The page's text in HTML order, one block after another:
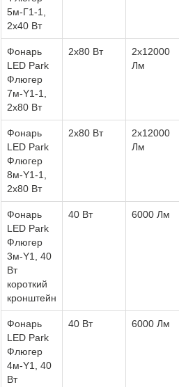
5м-Г1-1,
2х40 Вт
Фонарь
LED Park
Флюгер
7м-Y1-1,
2х80 Вт
2x80 Вт
2x12000
Лм
Фонарь
LED Park
Флюгер
8м-Y1-1,
2х80 Вт
2x80 Вт
2x12000
Лм
Фонарь
LED Park
Флюгер
3м-Y1, 40
Вт
короткий
кронштейн
40 Вт 6000 Лм
Фонарь
LED Park
Флюгер
4м-Y1, 40
Вт
40 Вт 6000 Лм